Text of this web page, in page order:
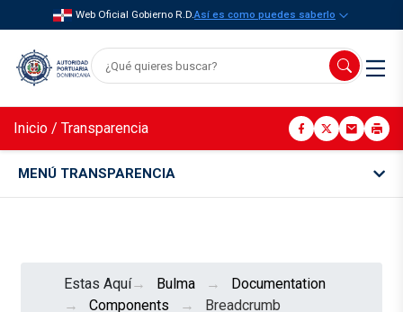
Web Oficial Gobierno R.D.Así es como puedes saberlo
Inicio / Transparencia
MENÚ TRANSPARENCIA
Estas Aquí Bulma
Documentation
Components
Breadcrumb